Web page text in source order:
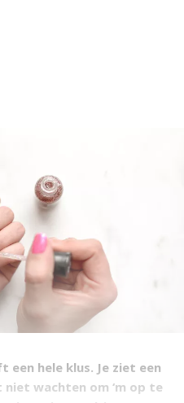
een hele klus. Je ziet een
wachten om ‘m op te